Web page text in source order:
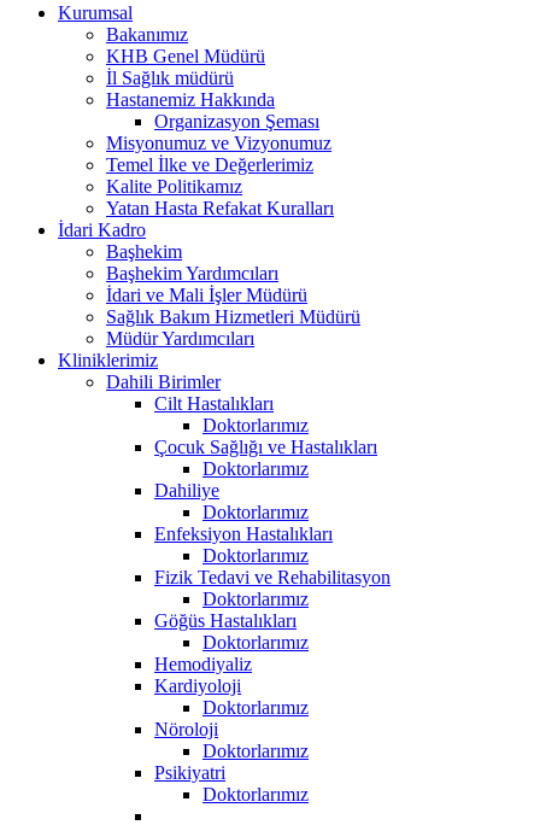
Kurumsal
Bakanımız
KHB Genel Müdürü
İl Sağlık müdürü
Hastanemiz Hakkında
Organizasyon Şeması
Misyonumuz ve Vizyonumuz
Temel İlke ve Değerlerimiz
Kalite Politikamız
Yatan Hasta Refakat Kuralları
İdari Kadro
Başhekim
Başhekim Yardımcıları
İdari ve Mali İşler Müdürü
Sağlık Bakım Hizmetleri Müdürü
Müdür Yardımcıları
Kliniklerimiz
Dahili Birimler
Cilt Hastalıkları
Doktorlarımız
Çocuk Sağlığı ve Hastalıkları
Doktorlarımız
Dahiliye
Doktorlarımız
Enfeksiyon Hastalıkları
Doktorlarımız
Fizik Tedavi ve Rehabilitasyon
Doktorlarımız
Göğüs Hastalıkları
Doktorlarımız
Hemodiyaliz
Kardiyoloji
Doktorlarımız
Nöroloji
Doktorlarımız
Psikiyatri
Doktorlarımız